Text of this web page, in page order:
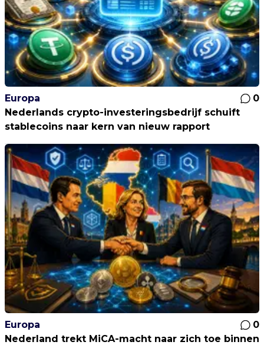
Europa
0
Nederlands crypto-investeringsbedrijf schuift
stablecoins naar kern van nieuw rapport
Europa
0
Nederland trekt MiCA-macht naar zich toe binnen